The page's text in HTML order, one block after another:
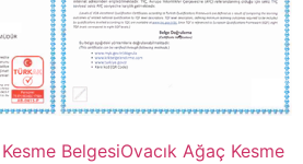
BelgesiOvacık Ağaç Kesme